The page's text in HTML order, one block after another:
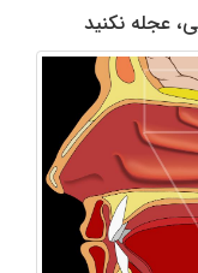
عجله نکنید